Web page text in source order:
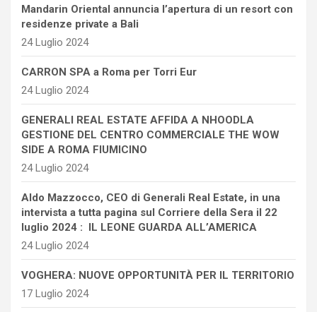
Mandarin Oriental annuncia l’apertura di un resort con
residenze private a Bali
24 Luglio 2024
CARRON SPA a Roma per Torri Eur
24 Luglio 2024
GENERALI REAL ESTATE AFFIDA A NHOODLA
GESTIONE DEL CENTRO COMMERCIALE THE WOW
SIDE A ROMA FIUMICINO
24 Luglio 2024
Aldo Mazzocco, CEO di Generali Real Estate, in una
intervista a tutta pagina sul Corriere della Sera il 22
luglio 2024 : IL LEONE GUARDA ALL’AMERICA
24 Luglio 2024
VOGHERA: NUOVE OPPORTUNITÀ PER IL TERRITORIO
17 Luglio 2024